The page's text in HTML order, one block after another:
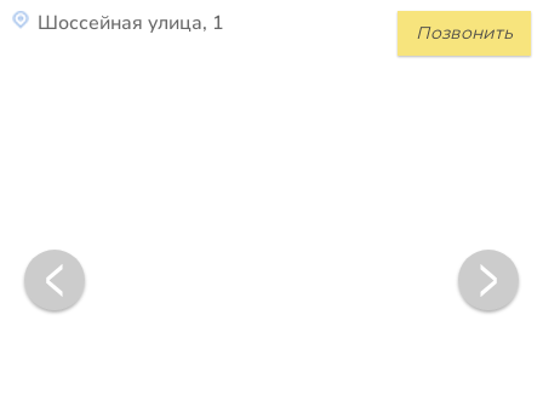
Позвонить
Шоссейная улица, 1